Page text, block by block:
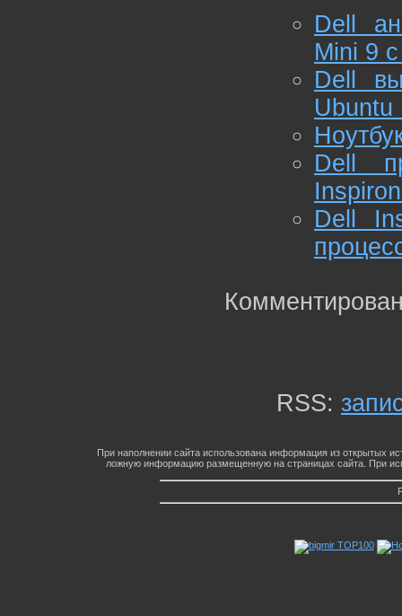
Dell
Mini 9
Dell
Ubuntu
Dell
Dell
RSS:
При наполнении сайта использована информация из открытых
ложную информацию размещенную на страницах сайта. При